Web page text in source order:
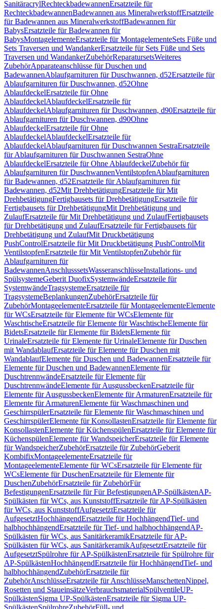
SanitäracrylRechteckbadewannenErsatzteile für
RechteckbadewannenBadewannen aus MineralwerkstoffErsatzteile
für Badewannen aus MineralwerkstoffBadewannen für
BabysErsatzteile für Badewannen für
BabysMontagelementeErsatzteile für MontagelementeSets Füße und
Sets Traversen und WandankerErsatzteile für Sets Füße und Sets
Traversen und WandankerZubehörReparatursetsWeiteres
ZubehörApparateanschlüsse für Duschen und
BadewannenAblaufgarnituren für Duschwannen, d52Ersatzteile für
Ablaufgarnituren für Duschwannen, d52Ohne
AblaufdeckelErsatzteile für Ohne
AblaufdeckelAblaufdeckelErsatzteile für
AblaufdeckelAblaufgarnituren für Duschwannen, d90Ersatzteile für
Ablaufgarnituren für Duschwannen, d90Ohne
AblaufdeckelErsatzteile für Ohne
AblaufdeckelAblaufdeckelErsatzteile für
AblaufdeckelAblaufgarnituren für Duschwannen SestraErsatzteile
für Ablaufgarnituren für Duschwannen SestraOhne
AblaufdeckelErsatzteile für Ohne AblaufdeckelZubehör für
Ablaufgarnituren für DuschwannenVentilstopfenAblaufgarnituren
für Badewannen, d52Ersatzteile für Ablaufgarnituren für
Badewannen, d52Mit DrehbetätigungErsatzteile für Mit
DrehbetätigungFertigbausets für DrehbetätigungErsatzteile für
Fertigbausets für DrehbetätigungMit Drehbetätigung und
ZulaufErsatzteile für Mit Drehbetätigung und ZulaufFertigbausets
für Drehbetätigung und ZulaufErsatzteile für Fertigbausets für
Drehbetätigung und ZulaufMit Druckbetätigung
PushControlErsatzteile für Mit Druckbetätigung PushControlMit
VentilstopfenErsatzteile für Mit VentilstopfenZubehör für
Ablaufgarnituren für
BadewannenAnschlusssetsWasseranschlüsseInstallations- und
SpülsystemeGeberit DuofixSystemwändeErsatzteile für
SystemwändeTragsystemeErsatzteile für
TragsystemeBeplankungenZubehörErsatzteile für
ZubehörMontageelementeErsatzteile für MontageelementeElemente
für WCsErsatzteile für Elemente für WCsElemente für
WaschtischeErsatzteile für Elemente für WaschtischeElemente für
BidetsErsatzteile für Elemente für BidetsElemente für
UrinaleErsatzteile für Elemente für UrinaleElemente für Duschen
mit WandablaufErsatzteile für Elemente für Duschen mit
WandablaufElemente für Duschen und BadewannenErsatzteile für
Elemente für Duschen und BadewannenElemente für
DuschtrennwändeErsatzteile für Elemente für
DuschtrennwändeElemente für AusgussbeckenErsatzteile für
Elemente für AusgussbeckenElemente für ArmaturenErsatzteile für
Elemente für ArmaturenElemente für Waschmaschinen und
GeschirrspülerErsatzteile für Elemente für Waschmaschinen und
GeschirrspülerElemente für KonsollastenErsatzteile für Elemente für
KonsollastenElemente für KüchenspülenErsatzteile für Elemente für
KüchenspülenElemente für WandspeicherErsatzteile für Elemente
für WandspeicherZubehörErsatzteile für ZubehörGeberit
KombifixMontageelementeErsatzteile für
MontageelementeElemente für WCsErsatzteile für Elemente für
WCsElemente für DuschenErsatzteile für Elemente für
DuschenZubehörErsatzteile für ZubehörFür
BefestigungenErsatzteile für Für BefestigungenAP-SpülkästenAP-
Spülkästen für WCs, aus KunststoffErsatzteile für AP-Spülkästen
für WCs, aus KunststoffAufgesetztErsatzteile für
AufgesetztHochhängendErsatzteile für HochhängendTief- und
halbhochhängendErsatzteile für Tief- und halbhochhängendAP-
Spülkästen für WCs, aus SanitärkeramikErsatzteile für AP-
Spülkästen für WCs, aus SanitärkeramikAufgesetztErsatzteile für
AufgesetztSpülrohre für AP-SpülkästenErsatzteile für Spülrohre für
AP-SpülkästenHochhängendErsatzteile für HochhängendTief- und
halbhochhängendZubehörErsatzteile für
ZubehörAnschlüsseErsatzteile für AnschlüsseManschettenNippel,
Rosetten und StaueinsätzeVerbrauchsmaterialSpülventileUP-
SpülkästenSigma UP-SpülkästenErsatzteile für Sigma UP-
SpülkästenSpülrohreZubehörFüll- und